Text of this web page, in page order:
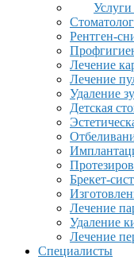
Рентген-
Лечение
Лечение
Удаление
Детская
Брекет-
Лечение
Удаление
Лечение
Специалисты